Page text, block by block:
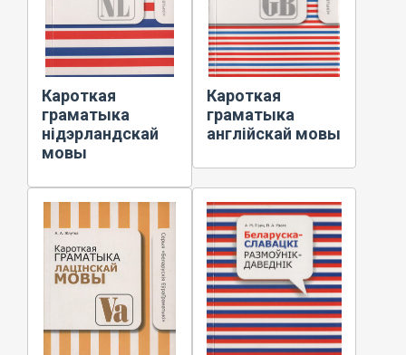
Кароткая
граматыка
нідэрландскай
мовы
Кароткая
граматыка
англійскай мовы